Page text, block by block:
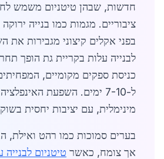
חדשות, שבהן טיטניום משמש
ציבוריים. מגמות כמו בנייה ירוקה
בפני אקלים קיצוני מגבירות את
לבנייה עלות בקריית גת הופך
כניסת ספקים מקומיים,
ל-7-10 ימים. השפעת
מינימלית, עם יציבות יחסית
בערים סמוכות כמו רהט ואילת,
אך צומח, כאשר טיטניום